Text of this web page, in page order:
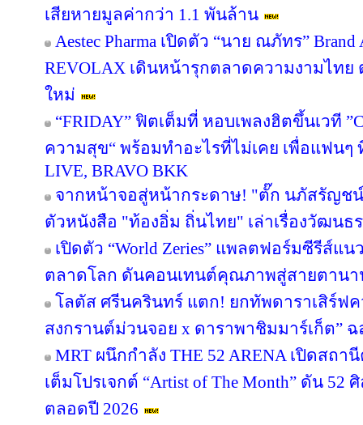
เสียหายมูลค่ากว่า 1.1 พันล้าน
Aestec Pharma เปิดตัว “นาย ณภัทร”
REVOLAX เดินหน้ารุกตลาดความงามไทย
ใหม่
“FRIDAY” ฟิตเต็มที่ หอบเพลงฮิตขึ้นเวที
ความสุข“ พร้อมทำอะไรที่ไม่เคย เพื่อแฟนๆ
LIVE, BRAVO BKK
จากหน้าจอสู่หน้ากระดาษ! "ตั๊ก นภัสรัญช
ตัวหนังสือ "ท้องอิ่ม ถิ่นไทย" เล่าเรื่องวัฒนธ
เปิดตัว “World Zeries” แพลตฟอร์มซีรีส์
ตลาดโลก ดันคอนเทนต์คุณภาพสู่สายตาน
โลตัส ศรีนครินทร์ แตก! ยกทัพดาราเสิร์ฟค
สงกรานต์ม่วนจอย x ดาราพาชิมมาร์เก็ต”
MRT ผนึกกำลัง THE 52 ARENA เปิดสถ
เต็มโปรเจกต์ “Artist of The Month” ดัน 52
ตลอดปี 2026